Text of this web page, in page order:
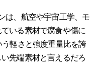
は、航空や宇宙工学、モ
いる素材で腐食や傷に
軽さと強度重量比を誇
先端素材と言えるだろ